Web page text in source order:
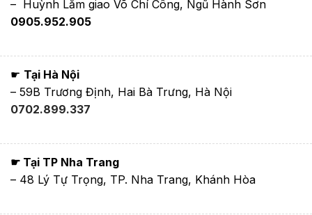
– Huỳnh Lắm giao Võ Chí Công, Ngũ Hành Sơn
0905.952.905
☛ Tại Hà Nội
– 59B Trương Định, Hai Bà Trưng, Hà Nội
0702.899.337
☛ Tại TP Nha Trang
– 48 Lý Tự Trọng, TP. Nha Trang, Khánh Hòa